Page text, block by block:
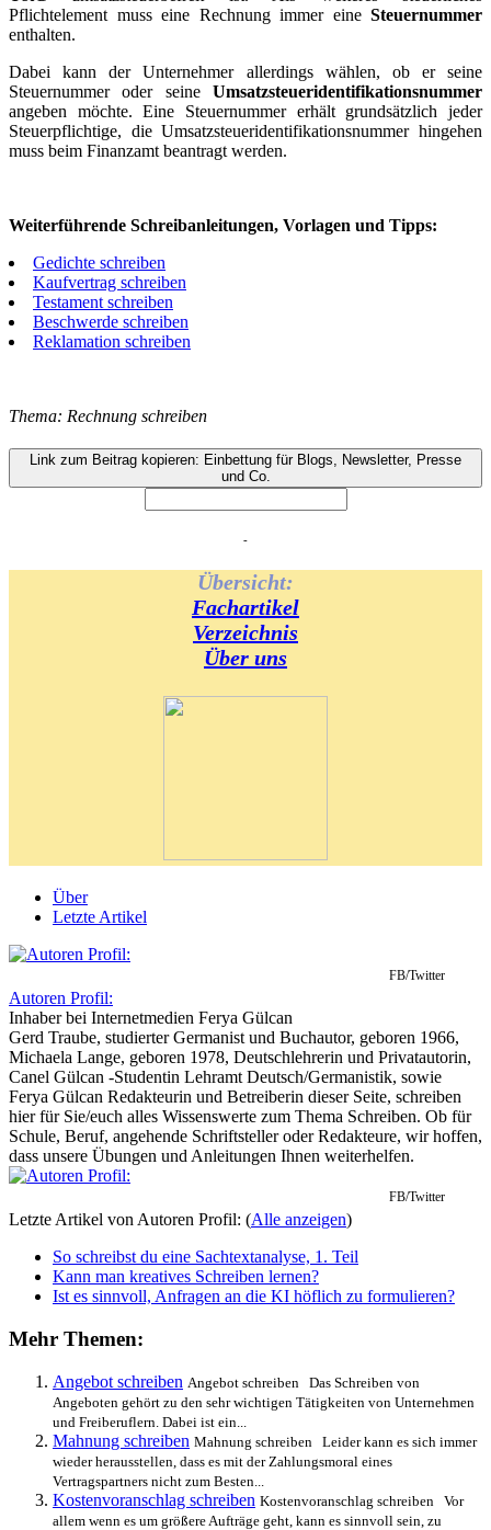
Pflichtelement muss eine Rechnung immer eine Steuernummer
enthalten.
Dabei kann der Unternehmer allerdings wählen, ob er seine
Steuernummer oder seine Umsatzsteueridentifikationsnummer
angeben möchte. Eine Steuernummer erhält grundsätzlich jeder
Steuerpflichtige, die Umsatzsteueridentifikationsnummer hingehen
muss beim Finanzamt beantragt werden.
Weiterführende Schreibanleitungen, Vorlagen und Tipps:
Gedichte schreiben
Kaufvertrag schreiben
Testament schreiben
Beschwerde schreiben
Reklamation schreiben
Thema: Rechnung schreiben
Link zum Beitrag kopieren: Einbettung für Blogs, Newsletter, Presse
und Co.
-
Übersicht:
Fachartikel
Verzeichnis
Über uns
Über
Letzte Artikel
FB/Twitter
Autoren Profil:
Inhaberbei Internetmedien Ferya Gülcan
Gerd Traube, studierter Germanist und Buchautor, geboren 1966,
Michaela Lange, geboren 1978, Deutschlehrerin und Privatautorin,
Canel Gülcan -Studentin Lehramt Deutsch/Germanistik, sowie
Ferya Gülcan Redakteurin und Betreiberin dieser Seite, schreiben
hier für Sie/euch alles Wissenswerte zum Thema Schreiben. Ob für
Schule, Beruf, angehende Schriftsteller oder Redakteure, wir hoffen,
dass unsere Übungen und Anleitungen Ihnen weiterhelfen.
FB/Twitter
Letzte Artikel von Autoren Profil: (Alle anzeigen)
So schreibst du eine Sachtextanalyse, 1. Teil
Kann man kreatives Schreiben lernen?
Ist es sinnvoll, Anfragen an die KI höflich zu formulieren?
Mehr Themen:
Angebot schreiben Angebot schreiben Das Schreiben von
Angeboten gehört zu den sehr wichtigen Tätigkeiten von Unternehmen
und Freiberuflern. Dabei ist ein...
Mahnung schreiben Mahnung schreiben Leider kann es sich immer
wieder herausstellen, dass es mit der Zahlungsmoral eines
Vertragspartners nicht zum Besten...
Kostenvoranschlag schreiben Kostenvoranschlag schreiben Vor
allem wenn es um größere Aufträge geht, kann es sinnvoll sein, zu